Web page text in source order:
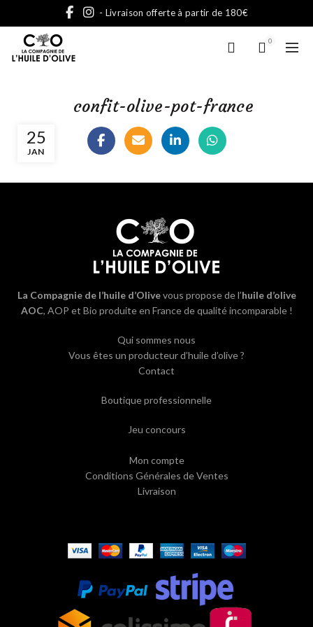
- Livraison offerte à partir de 180€
0
25
JAN
confit-olive-pot-france
La Compagnie de l’huile d’Olivevous propose de l’huile d’olive
AOC, AOP et Bio produite en France de qualité incomparable !
Qui sommes nous
Vous êtes un producteur d’huile d’olive ?
Contact
Boutique professionnelle
Jeu concours
Mon compte
Conditions Générales de Ventes
Livraison